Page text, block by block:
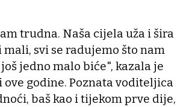
trudna. Naša cijela uža i šira
svi se radujemo što nam
jedno malo biće", kazala je
ove godine. Poznata voditeljica
baš kao i tijekom prve dije,